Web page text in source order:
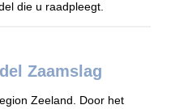
die u raadpleegt.
Zaamslag
Zeeland. Door het